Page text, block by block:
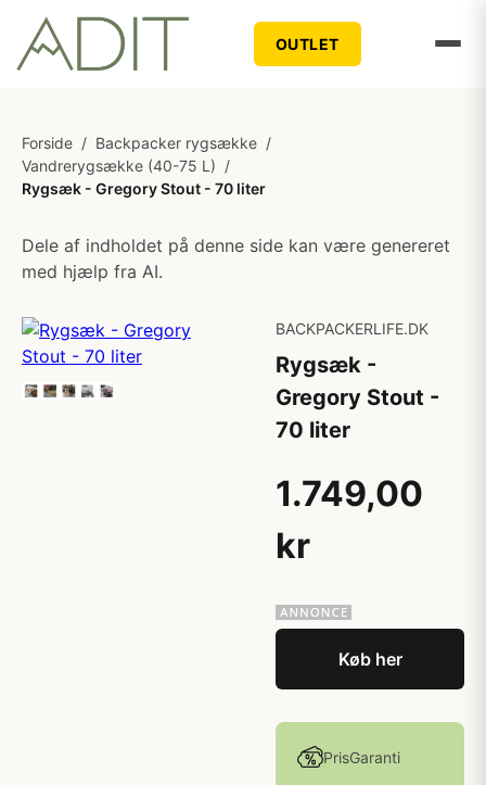
OUTLET
Forside / Backpacker rygsække /
Vandrerygsække (40-75 L) /
Rygsæk - Gregory Stout - 70 liter
Dele af indholdet på denne side kan være genereret
med hjælp fra AI.
BACKPACKERLIFE.DK
Rygsæk -
Gregory Stout -
70 liter
1.749,00
kr
Køb her
PrisGaranti